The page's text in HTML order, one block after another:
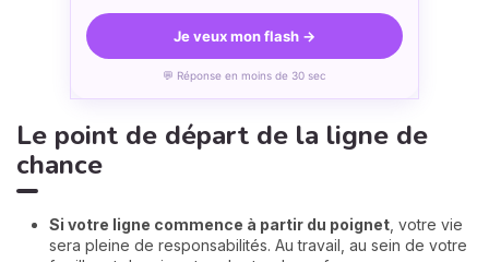
Je veux mon flash →
💬 Réponse en moins de 30 sec
Le point de départ de la ligne de
chance
Si votre ligne commence à partir du poignet , votre vie
sera pleine de responsabilités. Au travail, au sein de votre